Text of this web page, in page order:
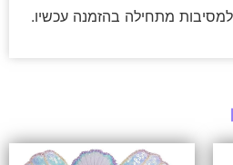
מתחילה בהזמנה עכשיו.